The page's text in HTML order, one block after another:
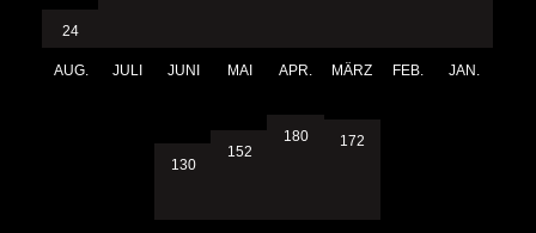
24
AUG. JULI JUNI MAI APR. MÄRZ FEB. JAN.
130
152
180 172